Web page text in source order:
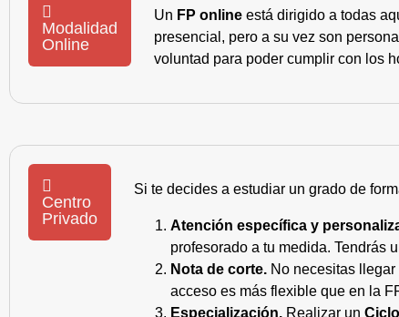
Modalidad
Online
Un FP online está dirigido a todas
presencial, pero a su vez son
voluntad para poder cumplir con los
Centro
Privado
Si te decides a estudiar un grado de
Atención específica y
profesorado a tu medida. Tendrás
Nota de corte. No necesitas
acceso es más flexible que en la
Especialización. Realizar un